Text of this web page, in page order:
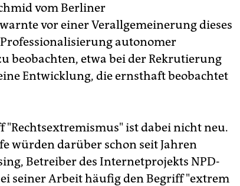
vom Berliner
vor einer Verallgemeinerung dieses
autonomer
beobachten, etwa bei der Rekrutierung
Entwicklung, die ernsthaft beobachtet
"Rechtsextremismus" ist dabei nicht neu.
würden darüber schon seit Jahren
Betreiber des Internetprojekts NPD-
seiner Arbeit häufig den Begriff "extrem